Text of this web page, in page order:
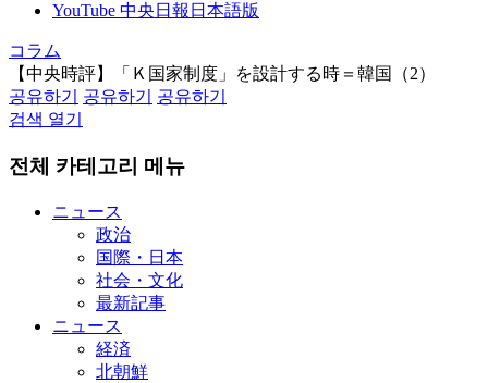
YouTube 中央日報日本語版
コラム
【中央時評】「Ｋ国家制度」を設計する時＝韓国（2）
공유하기
공유하기
공유하기
검색 열기
전체 카테고리 메뉴
ニュース
政治
国際・日本
社会・文化
最新記事
ニュース
経済
北朝鮮